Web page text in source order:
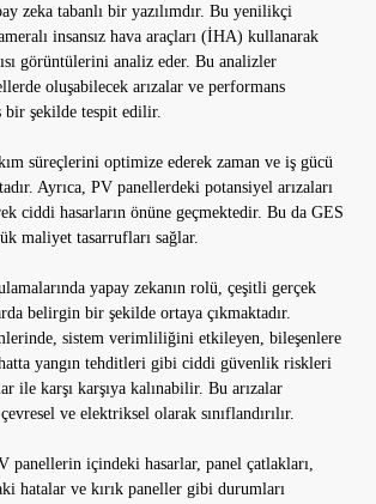
zeka tabanlı bir yazılımdır. Bu yenilikçi
insansız hava araçları (İHA) kullanarak
görüntülerini analiz eder. Bu analizler
oluşabilecek arızalar ve performans
bir şekilde tespit edilir.
süreçlerini optimize ederek zaman ve iş gücü
Ayrıca, PV panellerdeki potansiyel arızaları
ciddi hasarların önüne geçmektedir. Bu da GES
maliyet tasarrufları sağlar.
yapay zekanın rolü, çeşitli gerçek
belirgin bir şekilde ortaya çıkmaktadır.
sistem verimliliğini etkileyen, bileşenlere
yangın tehditleri gibi ciddi güvenlik riskleri
ile karşı karşıya kalınabilir. Bu arızalar
ve elektriksel olarak sınıflandırılır.
panellerin içindeki hasarlar, panel çatlakları,
hatalar ve kırık paneller gibi durumları